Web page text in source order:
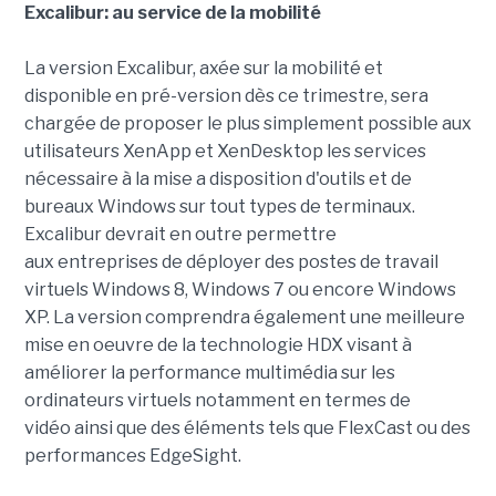
Excalibur: au service de la mobilité
La version Excalibur, axée sur la mobilité et
disponible en pré-version dès ce trimestre, sera
chargée de proposer le plus simplement possible aux
utilisateurs XenApp et XenDesktop les services
nécessaire à la mise a disposition d'outils et de
bureaux Windows sur tout types de terminaux.
Excalibur devrait en outre permettre
aux entreprises de déployer des postes de travail
virtuels Windows 8, Windows 7 ou encore Windows
XP. La version comprendra également une meilleure
mise en oeuvre de la technologie HDX visant à
améliorer la performance multimédia sur les
ordinateurs virtuels notamment en termes de
vidéo ainsi que des éléments tels que FlexCast ou des
performances EdgeSight.